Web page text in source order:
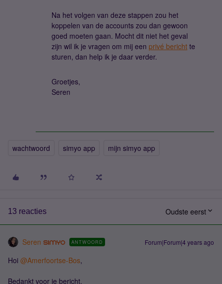
Na het volgen van deze stappen zou het
koppelen van de accounts zou dan gewoon
goed moeten gaan. Mocht dit niet het geval
zijn wil ik je vragen om mij een privé bericht te
sturen, dan help ik je daar verder.
Groetjes,
Seren
wachtwoord simyo app mijn simyo app
13 reacties Oudste eerst
Seren ANTWOORD Forum|Forum|4 years ago
Hoi @Amerfoortse-Bos,
Bedankt voor je bericht.